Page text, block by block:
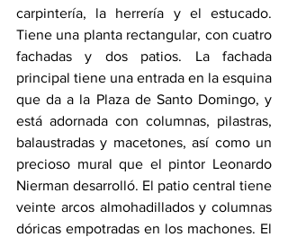
carpintería, la herrería y el estucado.
Tiene una planta rectangular, con cuatro
fachadas y dos patios. La fachada
principal tiene una entrada en la esquina
que da a la Plaza de Santo Domingo, y
está adornada con columnas, pilastras,
balaustradas y macetones, así como un
precioso mural que el pintor Leonardo
Nierman desarrolló. El patio central tiene
veinte arcos almohadillados y columnas
dóricas empotradas en los machones. El